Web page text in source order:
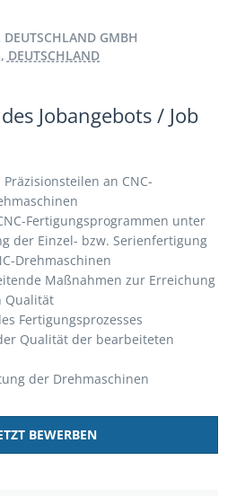
DEUTSCHLAND GMBH
DEUTSCHLAND
Jobangebots / Job
an CNC-
Fertigungsprogrammen unter
der Einzel- bzw. Serienfertigung
Drehmaschinen
Maßnahmen zur Erreichung
Qualität
Fertigungsprozesses
Qualität der bearbeiteten
der Drehmaschinen
BEWERBEN